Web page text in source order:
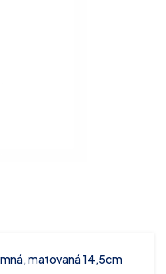
matovaná 14,5cm